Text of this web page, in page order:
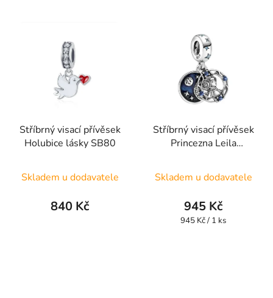
hvězdiček.
hvězdiček.
Stříbrný visací přívěsek
Holubice lásky SB80
Skladem u dodavatele
840 Kč
Stříbrný visací přívěsek
Princezna Leila
Skladem u dodavatele
945 Kč
Měrná
945 Kč / 1 ks